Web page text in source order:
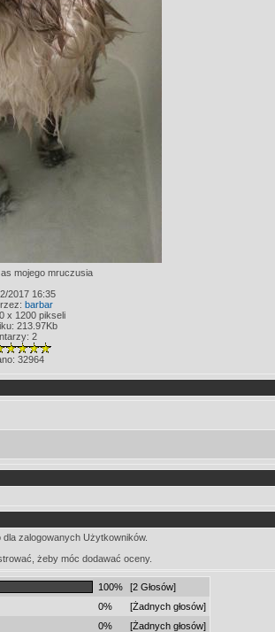
mojego mruczusia
2017 16:35
barbar
x 1200 pikseli
213.97Kb
2
32964
zalogowanych Użytkowników.
żeby móc dodawać oceny.
100%
[2 Głosów]
0%
[Żadnych głosów]
0%
[Żadnych głosów]